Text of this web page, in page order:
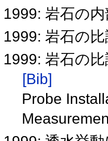
1999: 岩石の
1999: 岩石の
1999: 岩石の
[Bib]
Probe